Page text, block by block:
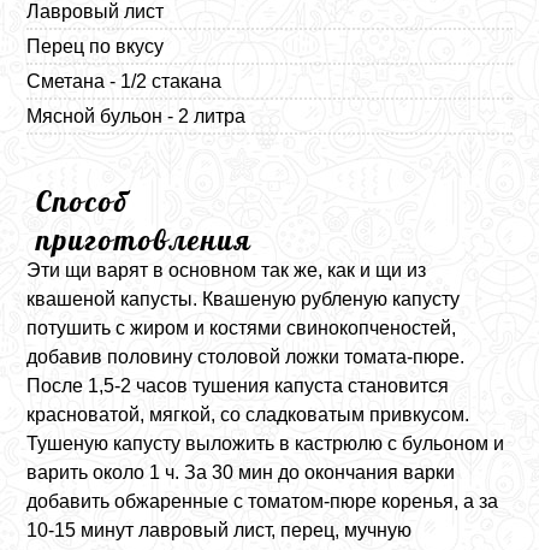
Лавровый лист
Перец по вкусу
Сметана - 1/2 стакана
Мясной бульон - 2 литра
Способ
приготовления
Эти щи варят в основном так же, как и щи из
квашеной капусты. Квашеную рубленую капусту
потушить с жиром и костями свинокопченостей,
добавив половину столовой ложки томата-пюре.
После 1,5-2 часов тушения капуста становится
красноватой, мягкой, со сладковатым привкусом.
Тушеную капусту выложить в кастрюлю с бульоном и
варить около 1 ч. За 30 мин до окончания варки
добавить обжаренные с томатом-пюре коренья, а за
10-15 минут лавровый лист, перец, мучную